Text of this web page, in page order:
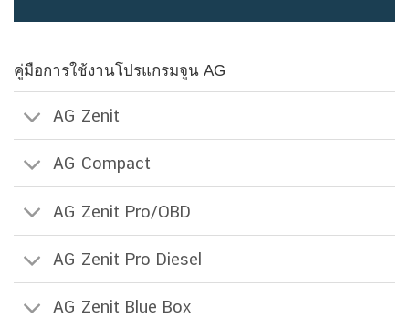
คู่มือการใช้งานโปรแกรมจูน AG
AG Zenit
AG Compact
AG Zenit Pro/OBD
AG Zenit Pro Diesel
AG Zenit Blue Box